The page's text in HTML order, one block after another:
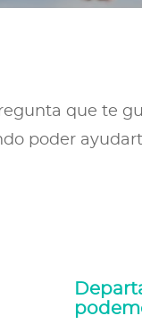
que te
poder